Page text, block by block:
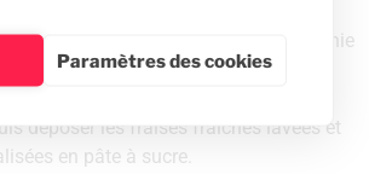
et la placer dans une poche munie
déposer les fraises fraîches lavées et
en pâte à sucre.
Paramètres des cookies